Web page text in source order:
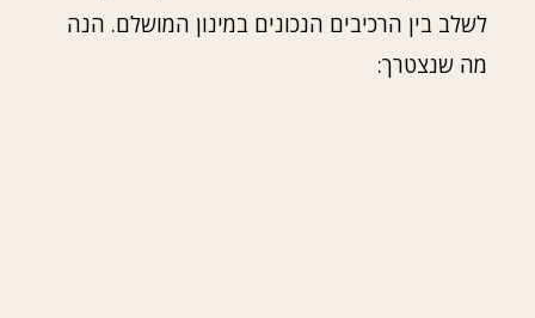
לשלב בין הרכיבים הנכונים במינון המושלם. הנה
מה שנצטרך: